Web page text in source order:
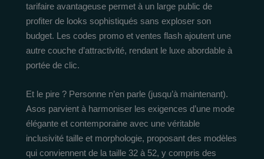
tarifaire avantageuse permet à un large public de
profiter de looks sophistiqués sans exploser son
budget. Les codes promo et ventes flash ajoutent une
autre couche d’attractivité, rendant le luxe abordable à
portée de clic.
Et le pire ? Personne n’en parle (jusqu’à maintenant).
Asos parvient à harmoniser les exigences d’une mode
élégante et contemporaine avec une véritable
inclusivité taille et morphologie, proposant des modèles
qui conviennent de la taille 32 à 52, y compris des